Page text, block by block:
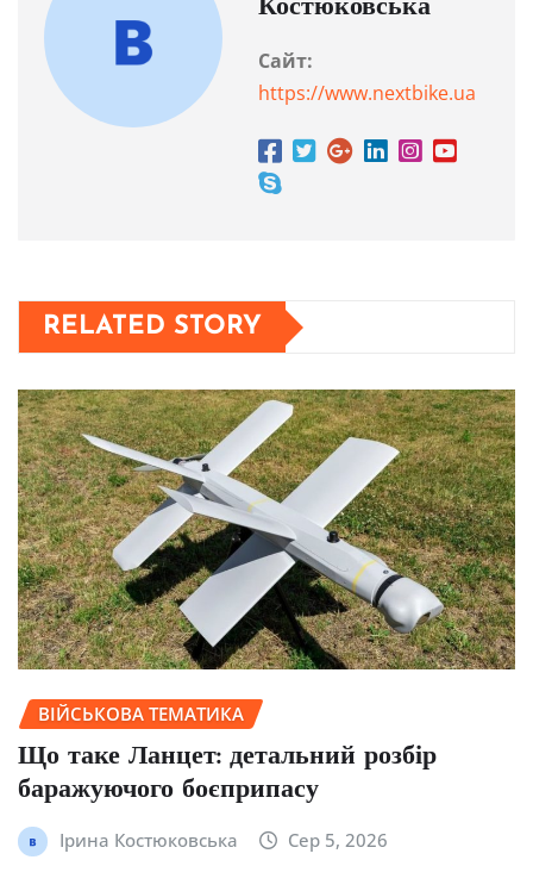
Костюковська
Сайт:
https://www.nextbike.ua
RELATED STORY
ВІЙСЬКОВА ТЕМАТИКА
Що таке Ланцет: детальний розбір
баражуючого боєприпасу
Ірина Костюковська Сер 5, 2026